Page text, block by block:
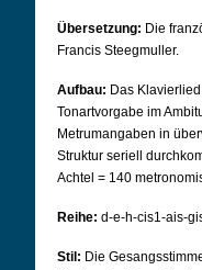
Übersetzung: Die
Francis Steegmuller.
Aufbau: Das
Tonartvorgabe im
Metrumangaben in
Struktur seriell
Achtel = 140
Reihe: d-e-h-cis1-ais-
Stil: Die